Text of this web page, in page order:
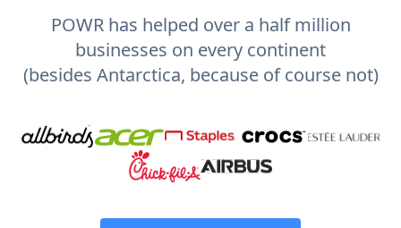
POWR has helped over a half million
businesses on every continent
(besides Antarctica, because of course not)